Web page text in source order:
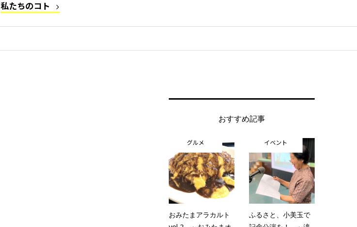
私たちのコト
おすすめ記事
グルメ
おみたまアラカルト
イベント
ふるさと、小美玉で